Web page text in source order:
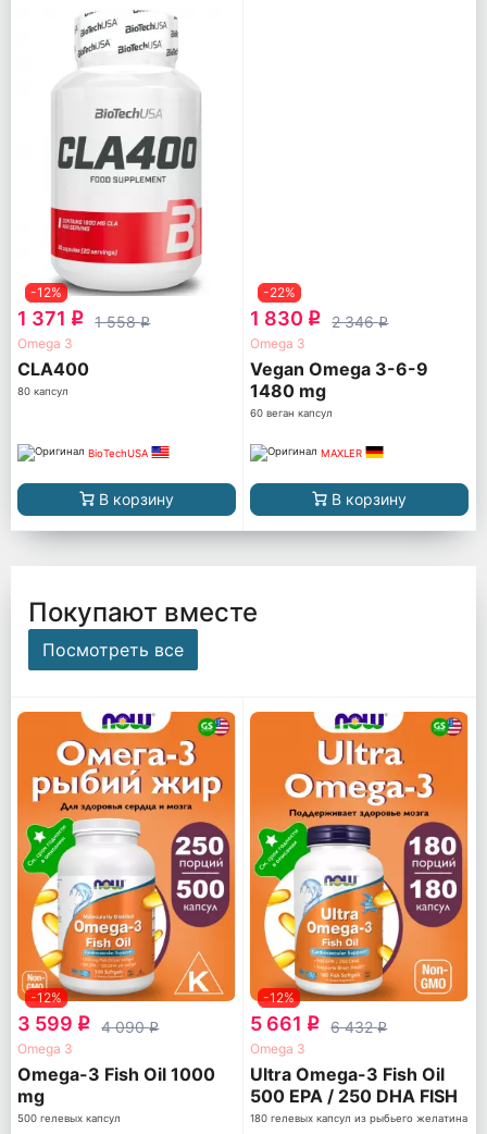
-12%
1 371 q 1 558q
Omega 3
CLA400
80 капсул
BioTechUSA
В корзину
-22%
1 830 q 2 346q
Omega 3
Vegan Omega 3-6-9
1480 mg
60 веган капсул
MAXLER
В корзину
Покупают вместе
Посмотреть все
-12%
3 599 q 4 090q
Omega 3
Omega-3 Fish Oil 1000
mg
500 гелевых капсул
-12%
5 661 q 6 432q
Omega 3
Ultra Omega-3 Fish Oil
500 EPA / 250 DHA FISH
GELATIN
180 гелевых капсул из рыбьего желатина